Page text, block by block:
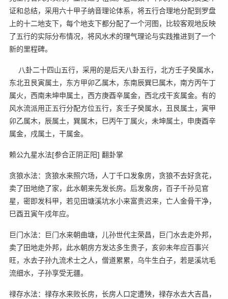
证和总结，采用六十甲子纳音理论体系，将五行合理地分配到罗盘
上的十二地支下，每个地支下都分配了一个河图，比较客观地反映
了五行的实际分布情况，将风水术的理气理论与实践推进到了一个
新的里程碑。
八卦二十四山五行，采用的是后天八卦五行，北方壬子癸属水，
东北丑艮寅属土，东方甲卯乙属木，东南辰巽巳属木，南方丙午丁
属火，西南未坤申属土，西方庚酉辛属金，西北戌干亥属金。有的
风水流派用正五行分配方位五行，亥壬子癸属水，丑艮属土，寅甲
卯乙属木，辰属土，巽属木，巳丙午丁属火，未坤属土，申庚酉辛
属金，戌属土，干属金。
赖公九星水法[参合正阴正阳] 翻卦掌
贪狼水法：贪狼水来照穴场，人丁千口发象房，贪狼不去好贪花，
卖了田地绝了家，此水朝来先发长房。后发象房，百子千孙见官
星，密即发科甲，若见田塘溪坑水小来富贵迟来，亡人金骨干净，
巳酉丑寅午戍年应。
巨门水法：巨门水来朝曲塘，儿孙世代主荣昌，巨门水去走外邦，
卖了田地走外邦，此水朝房方发达多生贵子，亥卯未年应百事兴
旺，水去子孙九流术士之人，僧道累累，乌牛生白子，若是溪坑毛
流细水，子孙享受无疆。
禄存水法：禄存水来败长房，长房人口定遭殃，禄存水去大吉昌，